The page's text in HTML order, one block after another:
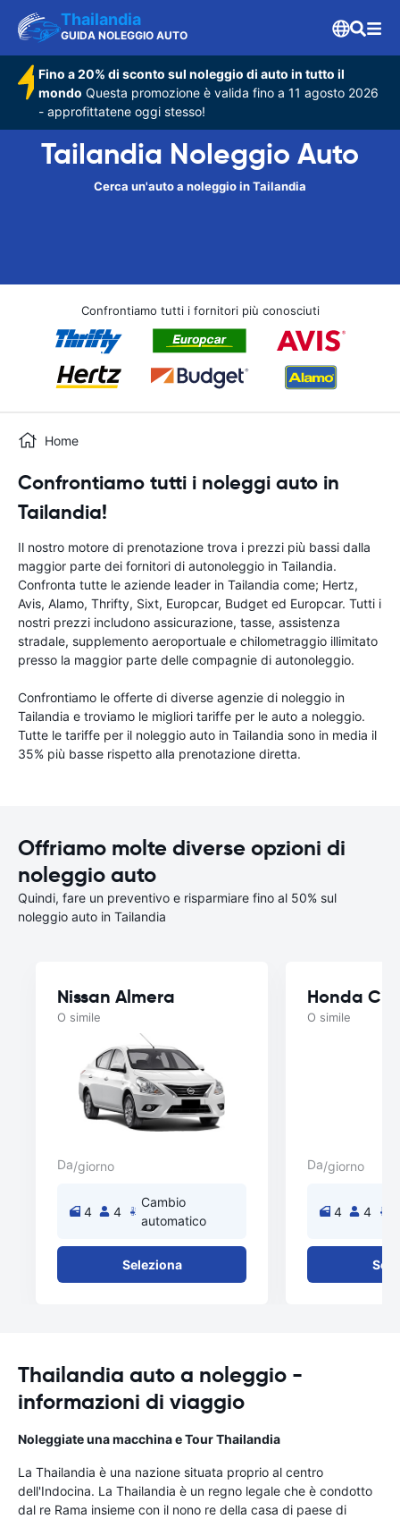
Thailandia
GUIDA NOLEGGIO AUTO
Fino a 20% di sconto sul noleggio di auto in tutto il
mondo Questa promozione è valida fino a 11 agosto 2026
- approfittatene oggi stesso!
Tailandia Noleggio Auto
Cerca un'auto a noleggio in Tailandia
Confrontiamo tutti i fornitori più conosciuti
Home
Confrontiamo tutti i noleggi auto in
Tailandia!
Il nostro motore di prenotazione trova i prezzi più bassi dalla
maggior parte dei fornitori di autonoleggio in Tailandia.
Confronta tutte le aziende leader in Tailandia come; Hertz,
Avis, Alamo, Thrifty, Sixt, Europcar, Budget ed Europcar. Tutti i
nostri prezzi includono assicurazione, tasse, assistenza
stradale, supplemento aeroportuale e chilometraggio illimitato
presso la maggior parte delle compagnie di autonoleggio.
Confrontiamo le offerte di diverse agenzie di noleggio in
Tailandia e troviamo le migliori tariffe per le auto a noleggio.
Tutte le tariffe per il noleggio auto in Tailandia sono in media il
35% più basse rispetto alla prenotazione diretta.
Offriamo molte diverse opzioni di
noleggio auto
Quindi, fare un preventivo e risparmiare fino al 50% sul
noleggio auto in Tailandia
Nissan Almera
O simile
Da/giorno
4 4
Cambio
automatico
Seleziona
Honda
O simile
Da/giorno
4 4
Thailandia auto a noleggio -
informazioni di viaggio
Noleggiate una macchina e Tour Thailandia
La Thailandia è una nazione situata proprio al centro
dell'Indocina. La Thailandia è un regno legale che è condotto
dal re Rama insieme con il nono re della casa di paese di